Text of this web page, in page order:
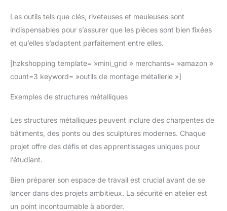
Les outils tels que clés, riveteuses et meuleuses sont
indispensables pour s’assurer que les pièces sont bien fixées
et qu’elles s’adaptent parfaitement entre elles.
[hzkshopping template= »mini_grid » merchants= »amazon »
count=3 keyword= »outils de montage métallerie »]
Exemples de structures métalliques
Les structures métalliques peuvent inclure des charpentes de
bâtiments, des ponts ou des sculptures modernes. Chaque
projet offre des défis et des apprentissages uniques pour
l’étudiant.
Bien préparer son espace de travail est crucial avant de se
lancer dans des projets ambitieux. La sécurité en atelier est
un point incontournable à aborder.